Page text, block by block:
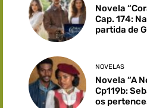
Novela
Cap. 174:
partida de
NOVELAS
Novela “A
Cp119b:
os